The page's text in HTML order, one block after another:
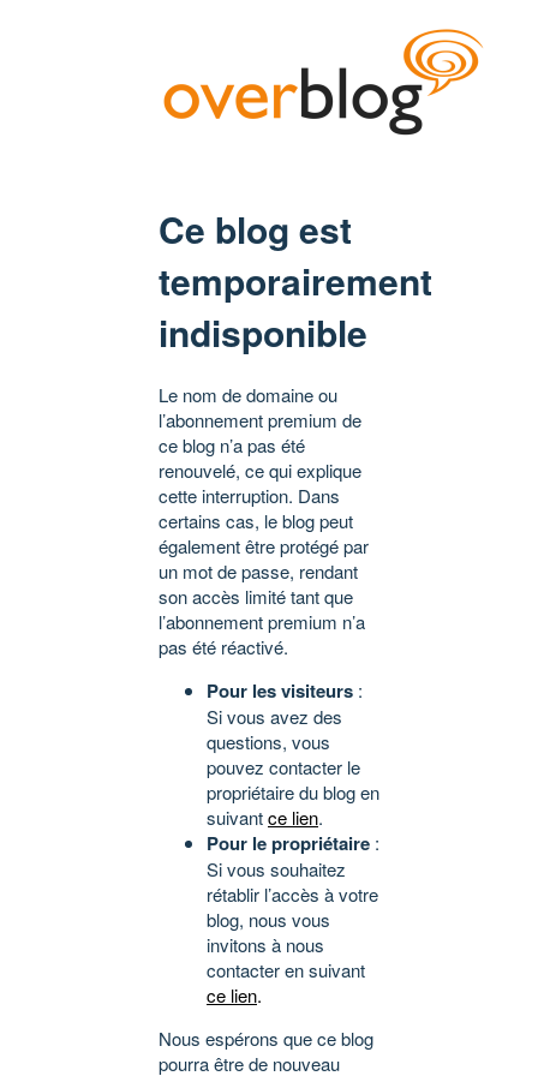
Ce blog est
temporairement
indisponible
Le nom de domaine ou
l’abonnement premium de
ce blog n’a pas été
renouvelé, ce qui explique
cette interruption. Dans
certains cas, le blog peut
également être protégé par
un mot de passe, rendant
son accès limité tant que
l’abonnement premium n’a
pas été réactivé.
Pour les visiteurs :
Si vous avez des
questions, vous
pouvez contacter le
propriétaire du blog en
suivantce lien.
Pour le propriétaire :
Si vous souhaitez
rétablir l’accès à votre
blog, nous vous
invitons à nous
contacter en suivant
ce lien.
Nous espérons que ce blog
pourra être de nouveau